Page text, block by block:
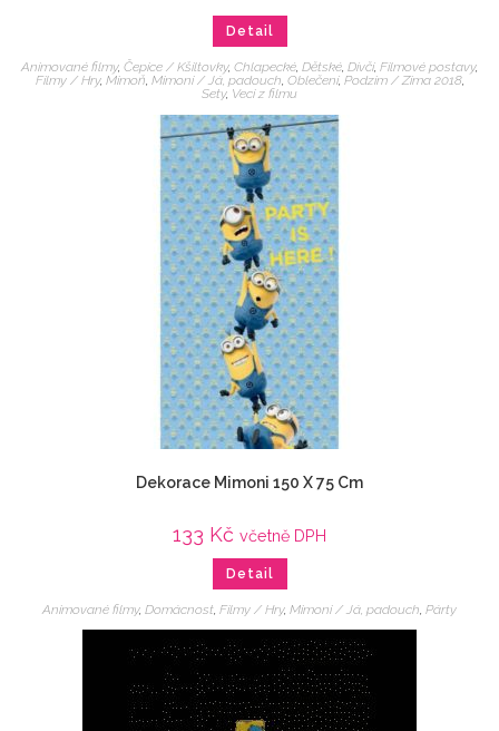
Detail
Animované filmy, Čepice / Kšiltovky, Chlapecké, Dětské, Dívčí, Filmové postavy,
Filmy / Hry, Mimoň, Mimoni / Já, padouch, Oblečení, Podzim / Zima 2018,
Sety, Veci z filmu
Dekorace Mimoni 150 X 75 Cm
133 Kč včetně DPH
Detail
Animované filmy, Domácnost Filmy / Hry, Mimoni / Já, padouch Párty